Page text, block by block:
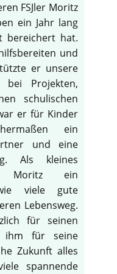
FSJler Moritz
ein Jahr lang
bereichert hat.
und
er unsere
Projekten,
schulischen
er für Kinder
ein
und eine
Als kleines
Moritz ein
viele gute
Lebensweg.
für seinen
ihm für seine
Zukunft alles
spannende